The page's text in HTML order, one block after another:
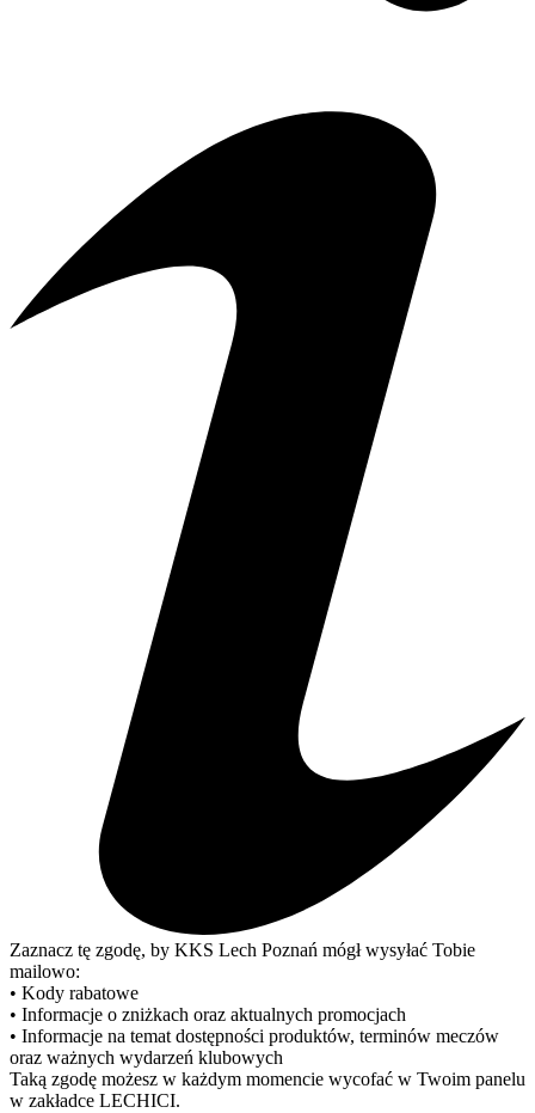
Zaznacz tę zgodę, by KKS Lech Poznań mógł wysyłać Tobie
mailowo:
• Kody rabatowe
• Informacje o zniżkach oraz aktualnych promocjach
• Informacje na temat dostępności produktów, terminów meczów
oraz ważnych wydarzeń klubowych
Taką zgodę możesz w każdym momencie wycofać w Twoim panelu
w zakładce LECHICI.